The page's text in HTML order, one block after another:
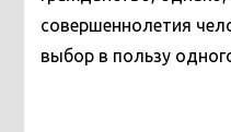
совершеннолетия
выбор в пользу